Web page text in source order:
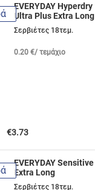
EVERYDAY Hyperdry
Ultra Plus Extra Long
Σερβιέτες 18τεμ.
0.20 €/ τεμάχιο
€3.73
EVERYDAY Sensitive
Extra Long
Σερβιέτες 18τεμ.